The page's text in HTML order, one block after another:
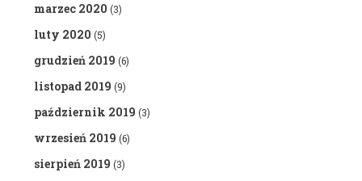
marzec 2020 (3)
luty 2020 (5)
grudzień 2019 (6)
listopad 2019 (9)
październik 2019 (3)
wrzesień 2019 (6)
sierpień 2019 (3)